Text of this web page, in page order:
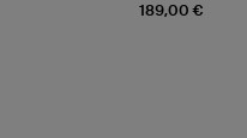
189,00 €